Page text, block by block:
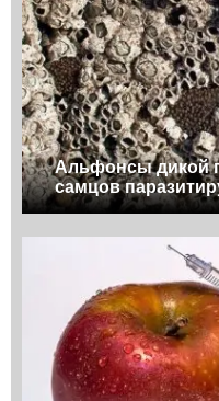
Альфонсы дикой
самцов